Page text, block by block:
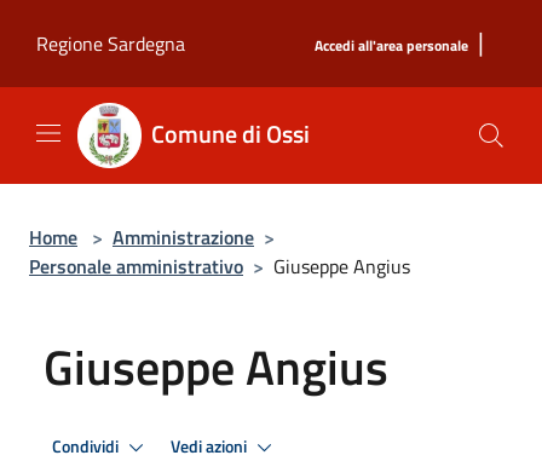
Regione Sardegna
Accedi all'area personale |
Comune di Ossi
Home > Amministrazione >
Personale amministrativo > Giuseppe Angius
Giuseppe Angius
Condividi Vedi azioni